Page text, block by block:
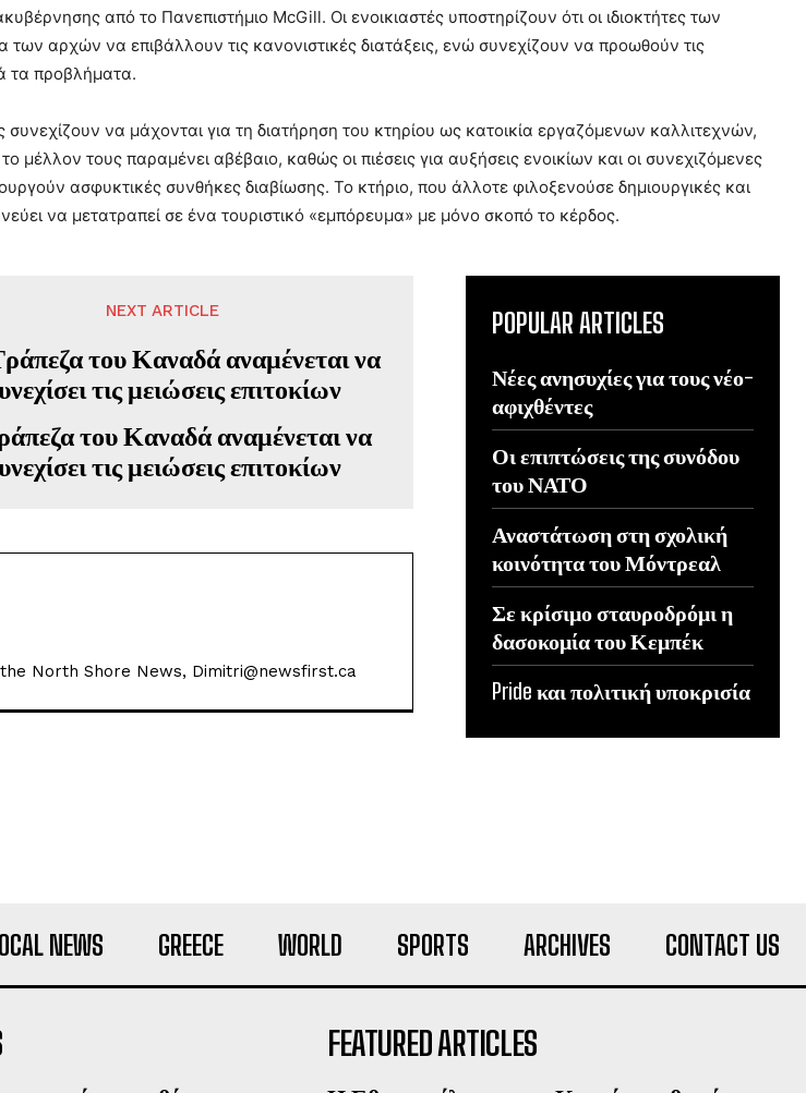
από το Πανεπιστήμιο McGill. Οι ενοικιαστές υποστηρίζουν ότι οι ιδιοκτήτες των
των αρχών να επιβάλλουν τις κανονιστικές διατάξεις, ενώ συνεχίζουν να προωθούν τις
τα προβλήματα.
συνεχίζουν να μάχονται για τη διατήρηση του κτηρίου ως κατοικία εργαζόμενων καλλιτεχνών,
μέλλον τους παραμένει αβέβαιο, καθώς οι πιέσεις για αυξήσεις ενοικίων και οι συνεχιζόμενες
ασφυκτικές συνθήκες διαβίωσης. Το κτήριο, που άλλοτε φιλοξενούσε δημιουργικές και
να μετατραπεί σε ένα τουριστικό «εμπόρευμα» με μόνο σκοπό το κέρδος.
NEXT ARTICLE
του Καναδά αναμένεται να
τις μειώσεις επιτοκίων
North Shore News, Dimitri@newsfirst.ca
POPULAR ARTICLES
Νέες ανησυχίες για τους νέο-
αφιχθέντες
Οι επιπτώσεις της συνόδου
του ΝΑΤΟ
Αναστάτωση στη σχολική
κοινότητα του Μόντρεαλ
Σε κρίσιμο σταυροδρόμι η
δασοκομία του Κεμπέκ
Pride και πολιτική υποκρισία
NEWS GREECE WORLD SPORTS ARCHIVES CONTACT US
FEATURED ARTICLES